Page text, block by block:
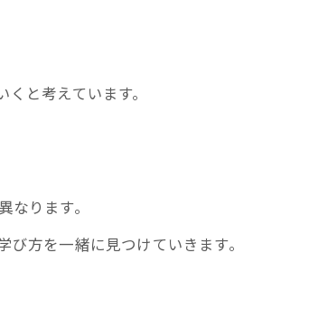
と考えています。
なります。
び方を一緒に見つけていきます。